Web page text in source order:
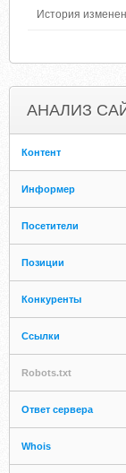
История
АНАЛИЗ
Контент
Информер
Посетители
Позиции
Конкуренты
Ссылки
Robots.txt
Ответ сервера
Whois